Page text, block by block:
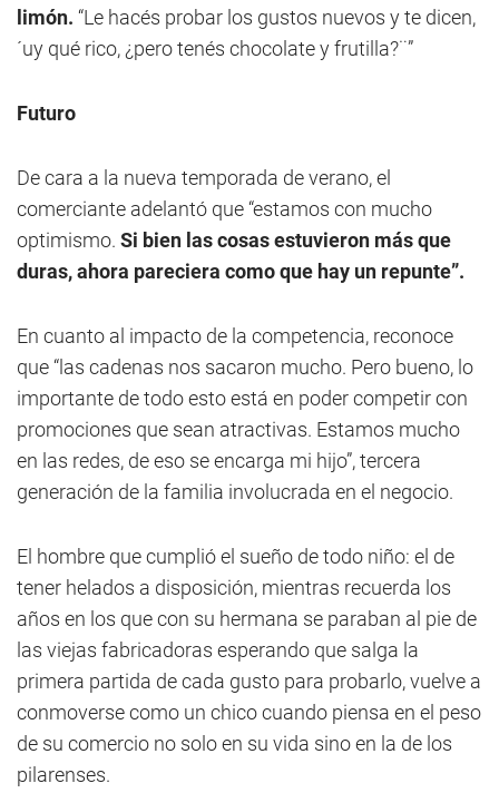
limón. “Le hacés probar los gustos nuevos y te dicen,
´uy qué rico, ¿pero tenés chocolate y frutilla?¨”
Futuro
De cara a la nueva temporada de verano, el
comerciante adelantó que “estamos con mucho
optimismo. Si bien las cosas estuvieron más que
duras, ahora pareciera como que hay un repunte”.
En cuanto al impacto de la competencia, reconoce
que “las cadenas nos sacaron mucho. Pero bueno, lo
importante de todo esto está en poder competir con
promociones que sean atractivas. Estamos mucho
en las redes, de eso se encarga mi hijo”, tercera
generación de la familia involucrada en el negocio.
El hombre que cumplió el sueño de todo niño: el de
tener helados a disposición, mientras recuerda los
años en los que con su hermana se paraban al pie de
las viejas fabricadoras esperando que salga la
primera partida de cada gusto para probarlo, vuelve a
conmoverse como un chico cuando piensa en el peso
de su comercio no solo en su vida sino en la de los
pilarenses.